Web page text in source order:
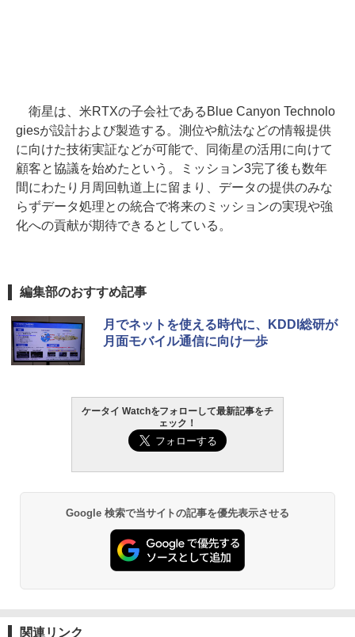
衛星は、米RTXの子会社であるBlue Canyon Technolo
giesが設計および製造する。測位や航法などの情報提供
に向けた技術実証などが可能で、同衛星の活用に向けて
顧客と協議を始めたという。ミッション3完了後も数年
間にわたり月周回軌道上に留まり、データの提供のみな
らずデータ処理との統合で将来のミッションの実現や強
化への貢献が期待できるとしている。
編集部のおすすめ記事
月でネットを使える時代に、KDDI総研が
月面モバイル通信に向け一歩
ケータイ Watchをフォローして最新記事をチ
ェック！
Google 検索で当サイトの記事を優先表示させる
関連リンク